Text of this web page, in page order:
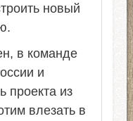
новый
в команде
и
проекта из
влезать в